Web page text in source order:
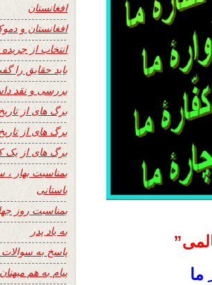
ما
افغانستان
افغانستان و
انتخاب از
باید حقایق را
بررسی و نقد
برگ های از
برگ های از
برگ های از یک
بمناسبت بهار ،
باستانی
بمناسبت روز
به یاد پدر
پاسخ به
پیام به هم میهنان